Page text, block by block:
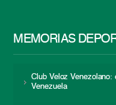
MEMORIAS
Club Veloz
Venezuela